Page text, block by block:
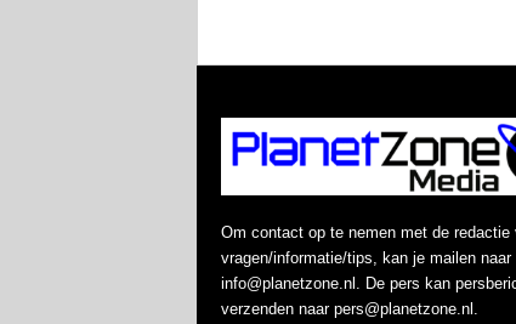
Om contact op te nemen met de redactie
vragen/informatie/tips, kan je mailen naar
info@planetzone.nl. De pers kan
verzenden naar pers@planetzone.nl.